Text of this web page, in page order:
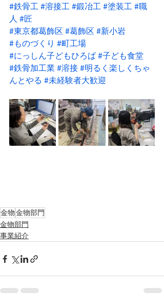
#鉄骨工 #溶接工 #鍛冶工 #塗装工 #職
人 #匠
#東京都葛飾区 #葛飾区 #新小岩
#ものづくり #町工場
#にっしん子どもひろば #子ども食堂
#鉄骨加工業 #溶接 #明るく楽しくちゃ
んとやる #未経験者大歓迎
金物金物部門
金物部門
事業紹介